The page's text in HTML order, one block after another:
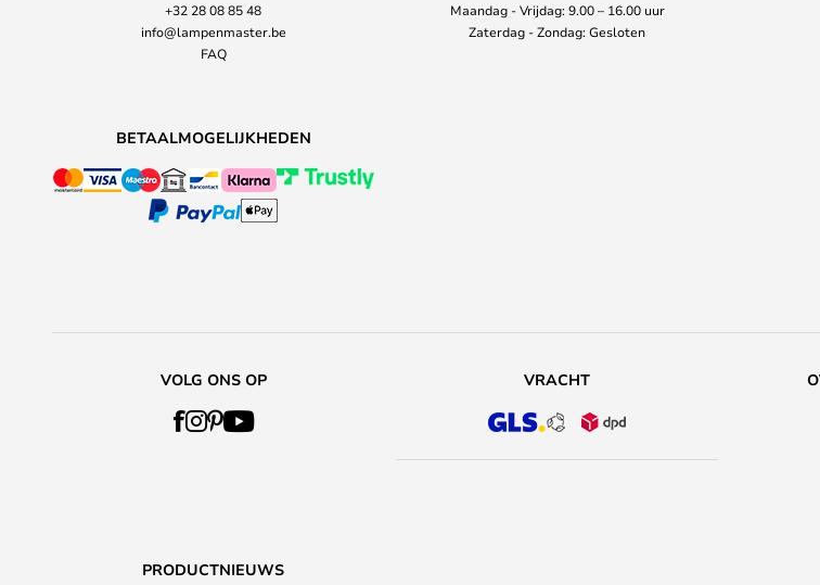
+32 28 08 85 48
info@lampenmaster.be
FAQ
Maandag - Vrijdag: 9.00 – 16.00 uur
Zaterdag - Zondag: Gesloten
BETAALMOGELIJKHEDEN
VOLG ONS OP VRACHT
PRODUCTNIEUWS